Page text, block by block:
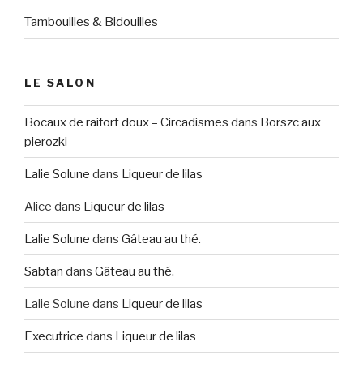
Tambouilles & Bidouilles
LE SALON
Bocaux de raifort doux – Circadismes dans Borszc aux
pierozki
Lalie Solune dans Liqueur de lilas
Alice dans Liqueur de lilas
Lalie Solune dans Gâteau au thé.
Sabtan dans Gâteau au thé.
Lalie Solune dans Liqueur de lilas
Executrice dans Liqueur de lilas